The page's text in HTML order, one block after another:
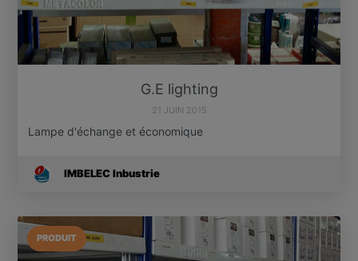
G.E lighting
21 JUIN 2015
Lampe d'échange et économique
IMBELEC Inbustrie
PRODUIT